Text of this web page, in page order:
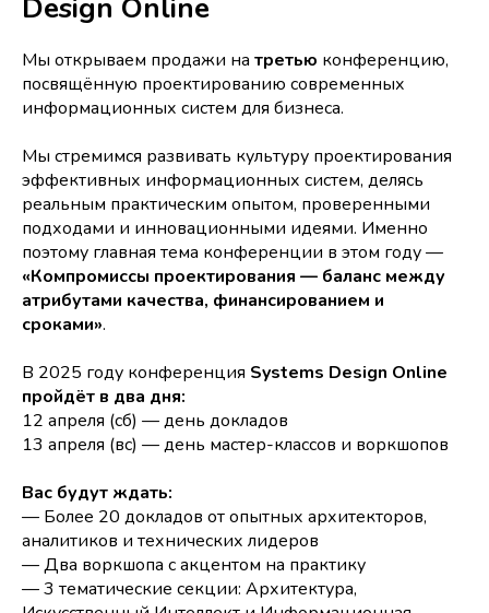
Design Online
Мы открываем продажи на третью конференцию,
посвящённую проектированию современных
информационных систем для бизнеса.
Мы стремимся развивать культуру проектирования
эффективных информационных систем, делясь
реальным практическим опытом, проверенными
подходами и инновационными идеями. Именно
поэтому главная тема конференции в этом году —
«Компромиссы проектирования — баланс между
атрибутами качества, финансированием и
сроками».
В 2025 году конференция Systems Design Online
пройдёт в два дня:
12 апреля (сб) — день докладов
13 апреля (вс) — день мастер-классов и воркшопов
Вас будут ждать:
— Более 20 докладов от опытных архитекторов,
аналитиков и технических лидеров
— Два воркшопа с акцентом на практику
— 3 тематические секции: Архитектура,